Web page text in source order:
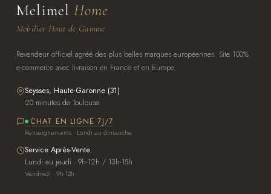
Melimel Home
Mobilier Haut de Gamme
Revendeur officiel agréé des plus belles marques européennes. Site 100%
e-commerce avec livraison en France et en Europe.
Seysses, Haute-Garonne (31)
20 minutes de Toulouse
CHAT EN LIGNE 7J/7
Renseignements · Lundi au dimanche
Service Après-Vente
Lundi au jeudi · 9h-12h / 13h-15h
Vendredi · 9h-12h